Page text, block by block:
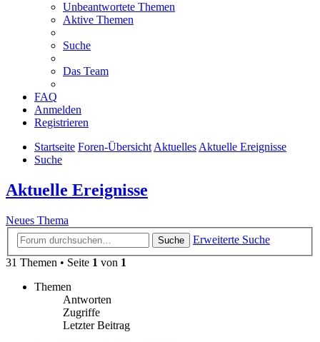
Unbeantwortete Themen
Aktive Themen
Suche
Das Team
FAQ
Anmelden
Registrieren
Startseite Foren-ÜbersichtAktuellesAktuelle Ereignisse
Suche
Aktuelle Ereignisse
Neues Thema
Suche
Erweiterte Suche
31 Themen • Seite 1 von 1
Themen
Antworten
Zugriffe
Letzter Beitrag